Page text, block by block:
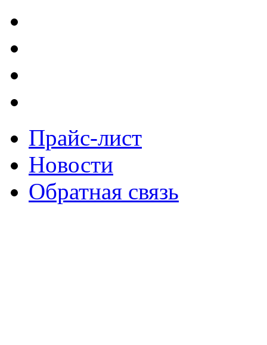
Прайс-лист
Новости
Обратная связь